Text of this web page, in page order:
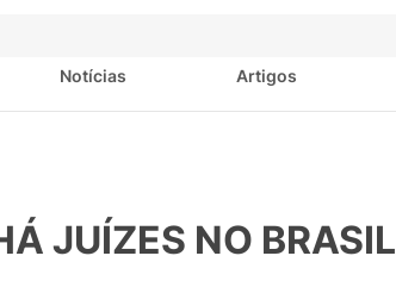
Notícias Artigos
JUÍZES NO BRASIL